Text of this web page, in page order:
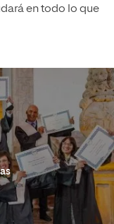
en todo lo que